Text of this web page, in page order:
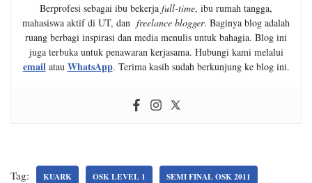
Berprofesi sebagai ibu bekerja full-time, ibu rumah tangga,
mahasiswa aktif di UT, dan freelance blogger. Baginya blog adalah
ruang berbagi inspirasi dan media menulis untuk bahagia. Blog ini
juga terbuka untuk penawaran kerjasama. Hubungi kami melalui
emailatau WhatsApp. Terima kasih sudah berkunjung ke blog ini.
Tag: KUARK OSK LEVEL 1 SEMI FINAL OSK 2011